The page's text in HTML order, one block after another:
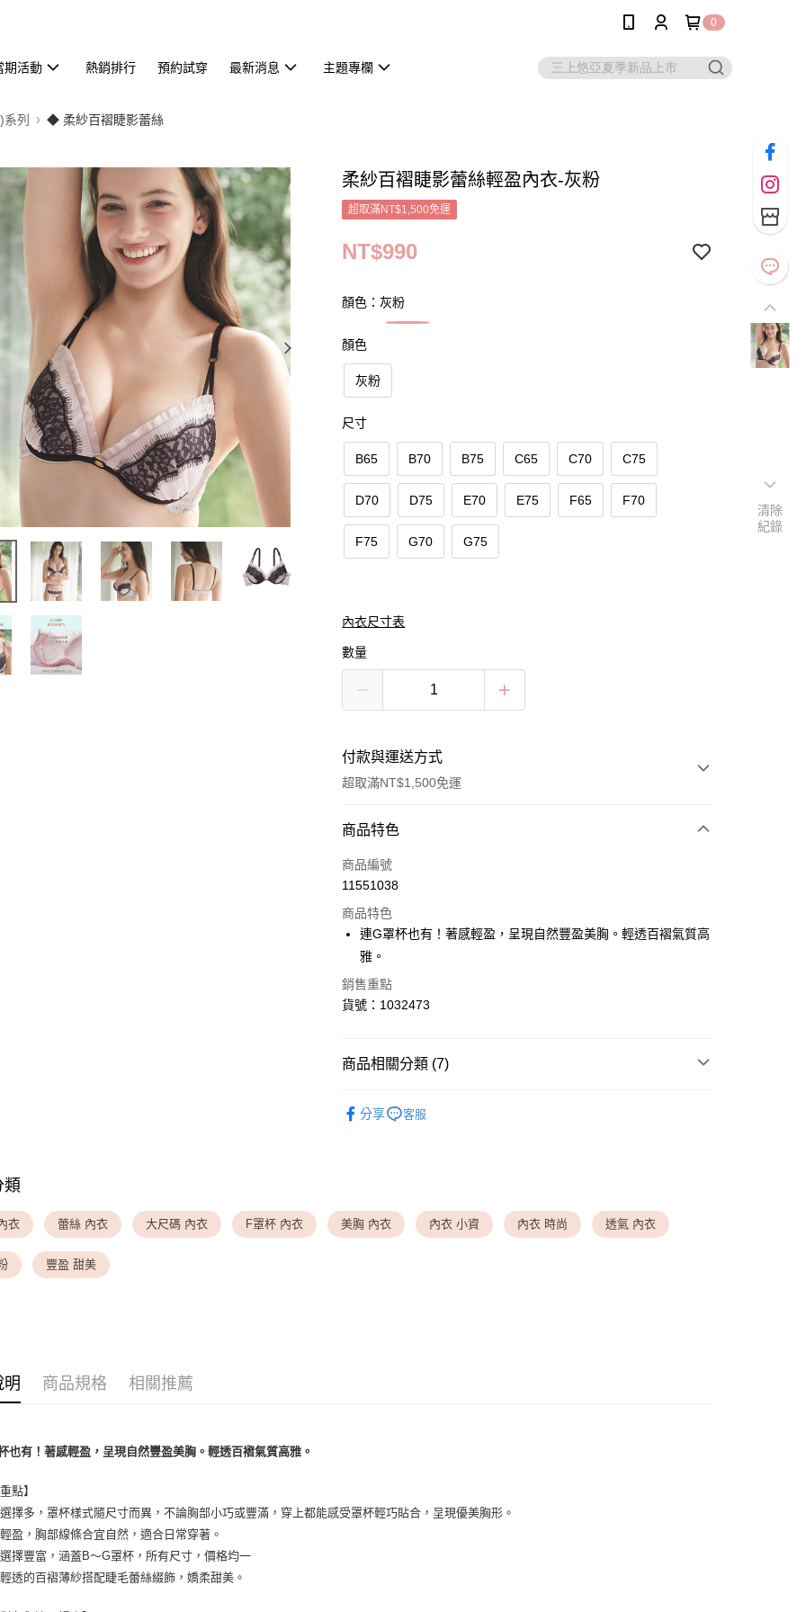
0
期活動 熱銷排行 預約試穿 最新消息 主題專欄
列 ◆ 柔紗百褶睫影蕾絲
柔紗百褶睫影蕾絲輕盈內衣-灰粉
超取滿NT$1,500免運
NT$990
顏色：灰粉
顏色
灰粉
尺寸
B65 B70 B75 C65 C70 C75
D70 D75 E70 E75 F65 F70
F75 G70 G75
內衣尺寸表
數量
付款與運送方式
超取滿NT$1,500免運
付款方式
信用卡一次付款
LINE Pay
Apple Pay
全家取貨付款
付款後全家取貨
<無合作配送請勿選取>付款後萊爾富取貨
商品特色
商品編號
11551038
商品特色
連G罩杯也有！著感輕盈，呈現自然豐盈美胸。輕透百褶氣質高
雅。
銷售重點
貨號：1032473
商品相關分類 (7)
紗百褶睫影蕾絲
▎ SIZE ▸ 罩杯尺寸 ◆ F罩杯
分享 客服
類
衣 蕾絲 內衣 大尺碼 內衣 F罩杯 內衣 美胸 內衣 內衣 小資 內衣 時尚 透氣 內衣
豐盈 甜美
明 商品規格 相關推薦
也有！著感輕盈，呈現自然豐盈美胸。輕透百褶氣質高雅。
點】
擇多，罩杯樣式隨尺寸而異，不論胸部小巧或豐滿，穿上都能感受罩杯輕巧貼合，呈現優美胸形。
盈，胸部線條合宜自然，適合日常穿著。
擇豐富，涵蓋B～G罩杯，所有尺寸，價格均一
透的百褶薄紗搭配睫毛蕾絲綴飾，嬌柔甜美。
清除
紀錄